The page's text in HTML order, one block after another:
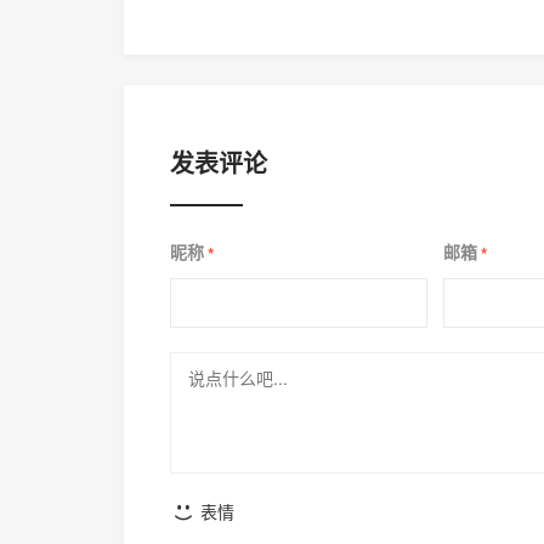
发表评论
昵称* 邮箱*
表情